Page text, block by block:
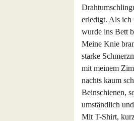
erledigt. Als ich
wurde ins Bett
Meine Knie
starke
mit meinem
nachts kaum
Beinschienen,
umständlich
Mit T-Shirt,